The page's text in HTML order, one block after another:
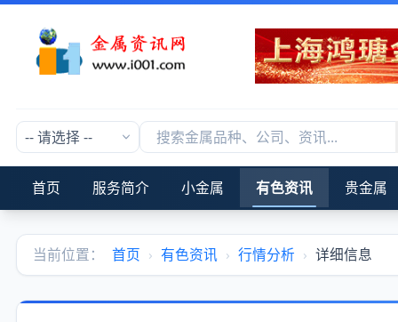
首页 服务简介 小金属 有色资讯 贵金属
当前位置： 首页 › 有色资讯 › 行情分析 › 详细信息